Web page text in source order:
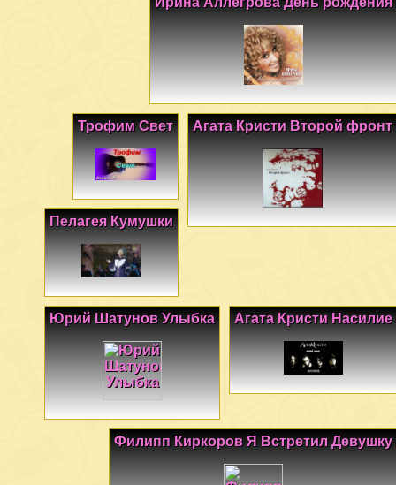
Агата Кристи Второй фронт
Трофим Свет
Пелагея Кумушки
Агата Кристи Насилие
Юрий Шатунов Улыбка
Филипп Киркоров Я Встретил Девушку